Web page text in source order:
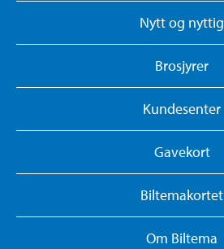
Nytt og nyttig
Brosjyrer
Kundesenter
Gavekort
Biltemakortet
Om Biltema